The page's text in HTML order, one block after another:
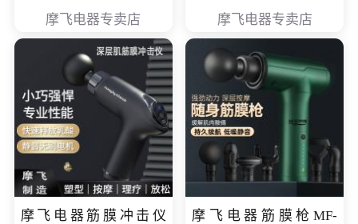
摩飞电器专卖店 摩飞电器专卖店
摩飞电器筋膜冲击仪
摩飞电器筋膜枪MF-